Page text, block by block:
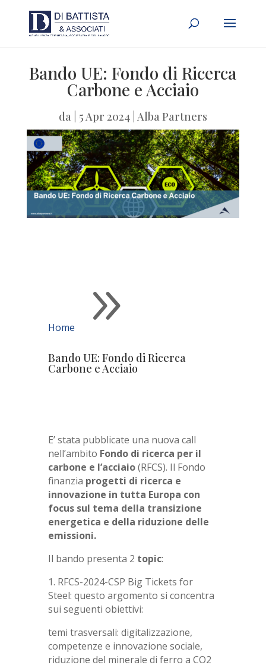
Bando UE: Fondo di Ricerca
Carbone e Acciaio
da 5 Apr 2024| Alba Partners
Home 9
Bando UE: Fondo di Ricerca
Carbone e Acciaio
E’ stata pubblicate una nuova call
nell’ambito Fondo di ricerca per il
carbone e l’acciaio(RFCS). Il Fondo
finanzia progetti di ricerca e
innovazione in tutta Europa con
focus sul tema della transizione
energetica e della riduzione delle
emissioni.
Il bando presenta 2 topic:
1. RFCS-2024-CSP Big Tickets for
Steel: questo argomento si concentra
sui seguenti obiettivi:
temi trasversali: digitalizzazione,
competenze e innovazione sociale,
riduzione del minerale di ferro a CO2